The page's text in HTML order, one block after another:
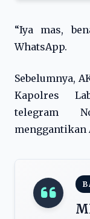
“Iya mas,
WhatsApp.
Sebelumnya,
Kapolres
telegram
menggantikan